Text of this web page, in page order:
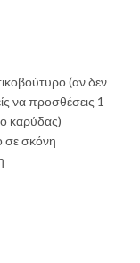
(αν δεν
να προσθέσεις 1
καρύδας)
σε σκόνη